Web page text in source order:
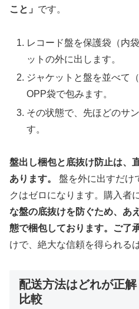
こと」 です。
レコード盤を保護袋（内
ットの外に出します。
ジャケットと盤を並べて
OPP袋で包みます。
その状態で、先ほどのサ
す。
盤出し梱包と底抜け防止は、
あります。
盤を外に出すだけ
クはゼロになります。購入者
な盤の底抜けを防ぐため、あ
態で梱包しております。ご了
けで、絶大な信頼を得られる
配送方法はどれが正
比較